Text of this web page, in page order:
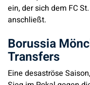
ein, der sich dem FC
anschließt.
Borussia
Transfers
Eine desaströse